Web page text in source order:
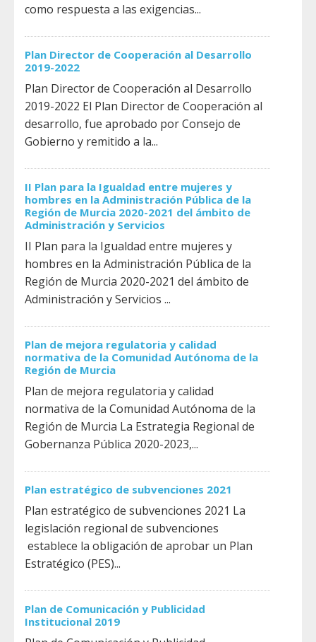
como respuesta a las exigencias...
Plan Director de Cooperación al Desarrollo
2019-2022
Plan Director de Cooperación al Desarrollo
2019-2022 El Plan Director de Cooperación al
desarrollo, fue aprobado por Consejo de
Gobierno y remitido a la...
II Plan para la Igualdad entre mujeres y
hombres en la Administración Pública de la
Región de Murcia 2020-2021 del ámbito de
Administración y Servicios
II Plan para la Igualdad entre mujeres y
hombres en la Administración Pública de la
Región de Murcia 2020-2021 del ámbito de
Administración y Servicios ...
Plan de mejora regulatoria y calidad
normativa de la Comunidad Autónoma de la
Región de Murcia
Plan de mejora regulatoria y calidad
normativa de la Comunidad Autónoma de la
Región de Murcia La Estrategia Regional de
Gobernanza Pública 2020-2023,...
Plan estratégico de subvenciones 2021
Plan estratégico de subvenciones 2021 La
legislación regional de subvenciones
establece la obligación de aprobar un Plan
Estratégico (PES)...
Plan de Comunicación y Publicidad
Institucional 2019